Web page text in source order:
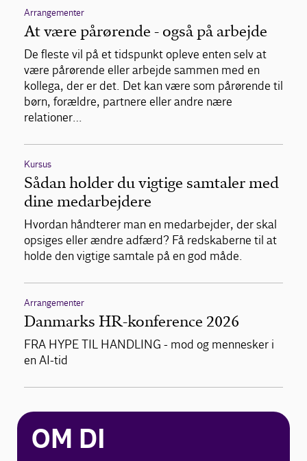
Arrangementer
At være pårørende - også på arbejde
De fleste vil på et tidspunkt opleve enten selv at
være pårørende eller arbejde sammen med en
kollega, der er det. Det kan være som pårørende til
børn, forældre, partnere eller andre nære
relationer…
Kursus
Sådan holder du vigtige samtaler med
dine medarbejdere
Hvordan håndterer man en medarbejder, der skal
opsiges eller ændre adfærd? Få redskaberne til at
holde den vigtige samtale på en god måde.
Arrangementer
Danmarks HR-konference 2026
FRA HYPE TIL HANDLING - mod og mennesker i
en AI-tid
OM DI